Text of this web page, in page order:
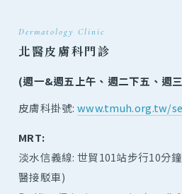
Dermatology Clinic
北醫皮膚科門診
(週一&週五上午、週二下五、週
皮膚科掛號:www.tmuh.org.tw/
MRT:
淡水信義線: 世貿101站步行10分
醫接駁車)